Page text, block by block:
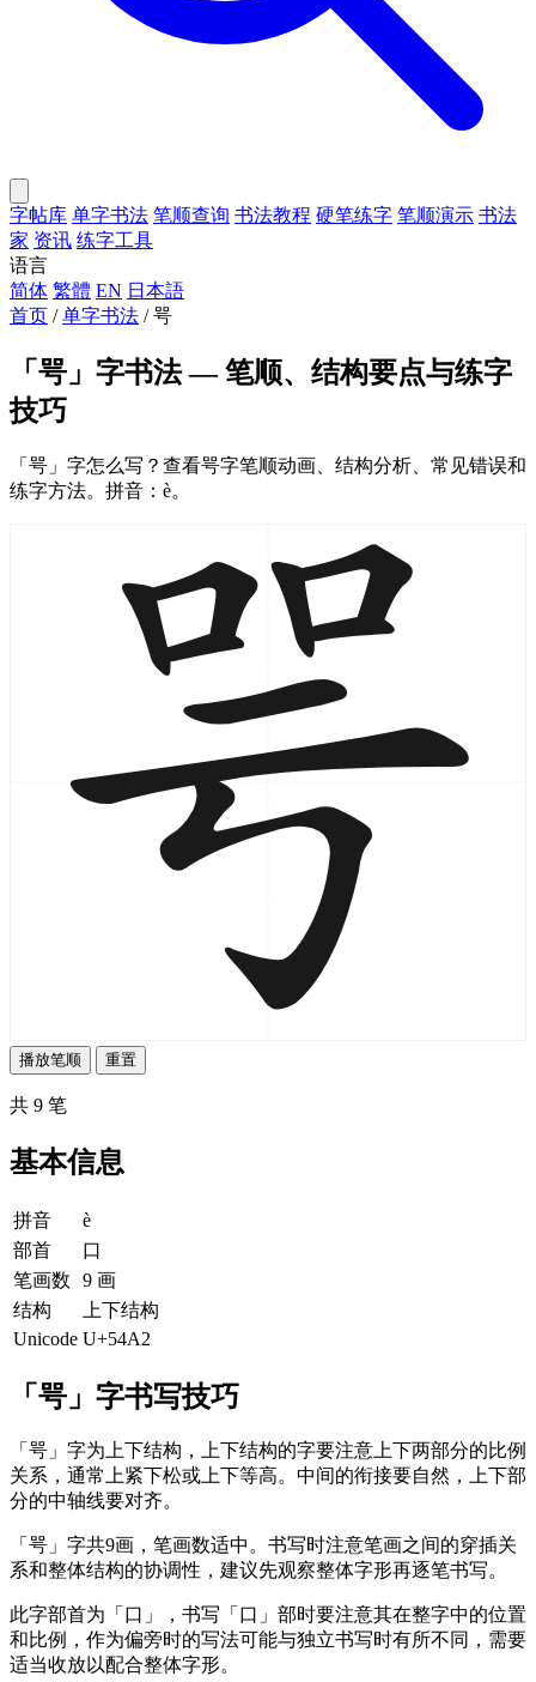
字帖库 单字书法 笔顺查询 书法教程 硬笔练字 笔顺演示 书法
家 资讯 练字工具
语言
简体 繁體 EN 日本語
首页 / 单字书法 / 咢
「咢」字书法 — 笔顺、结构要点与练字
技巧
「咢」字怎么写？查看咢字笔顺动画、结构分析、常见错误和
练字方法。拼音：è。
播放笔顺 重置
共 9 笔
基本信息
拼音
è
部首
口
笔画数
9 画
结构
上下结构
Unicode U+54A2
「咢」字书写技巧
「咢」字为上下结构，上下结构的字要注意上下两部分的比例
关系，通常上紧下松或上下等高。中间的衔接要自然，上下部
分的中轴线要对齐。
「咢」字共9画，笔画数适中。书写时注意笔画之间的穿插关
系和整体结构的协调性，建议先观察整体字形再逐笔书写。
此字部首为「口」，书写「口」部时要注意其在整字中的位置
和比例，作为偏旁时的写法可能与独立书写时有所不同，需要
适当收放以配合整体字形。